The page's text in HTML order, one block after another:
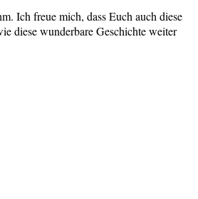
Ich freue mich, dass Euch auch diese
diese wunderbare Geschichte weiter